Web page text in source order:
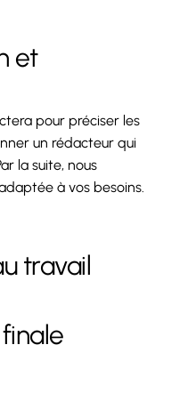
et
pour préciser les
un rédacteur qui
la suite, nous
à vos besoins.
travail